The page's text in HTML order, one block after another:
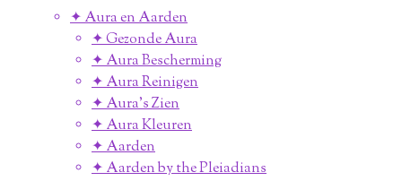
✦ Aura en Aarden
✦ Gezonde Aura
✦ Aura Bescherming
✦ Aura Reinigen
✦ Aura's Zien
✦ Aura Kleuren
✦ Aarden
✦ Aarden by the Pleiadians